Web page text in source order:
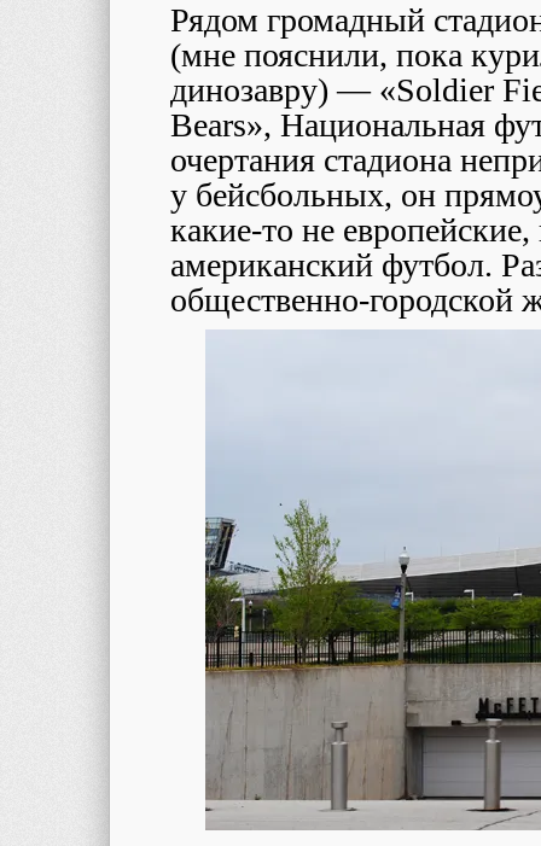
Рядом громадный
(мне пояснили, пока
динозавру) ― «Soldier
Bears», Национальная
очертания стадиона
у бейсбольных, он
какие-то не
американский футбол.
общественно-городской